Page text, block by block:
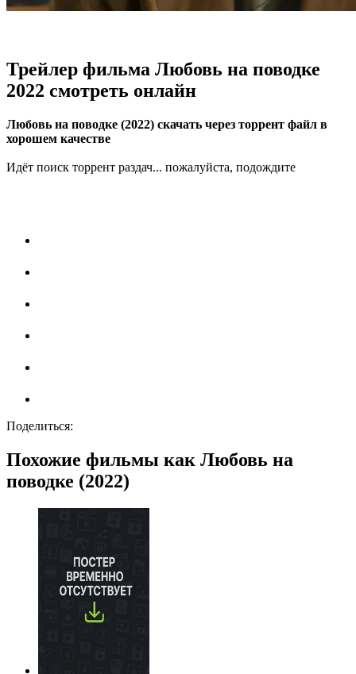
Трейлер фильма Любовь на поводке
2022 смотреть онлайн
Любовь на поводке (2022) скачать через торрент файл в
хорошем качестве
Идёт поиск торрент раздач... пожалуйста, подождите
Поделиться:
Похожие фильмы как Любовь на
поводке (2022)